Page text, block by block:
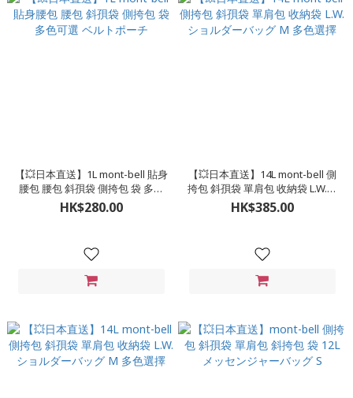
【💥日本直送】1L mont-bell 貼身
腰包 腰包 斜孭袋 側挎包 袋 多色
可選 ベルトポーチ
HK$280.00
【💥日本直送】14L mont-bell 側
挎包 斜孭袋 單肩包 收納袋 L.W.シ
ョルダーバッグ M 多色選擇
HK$385.00